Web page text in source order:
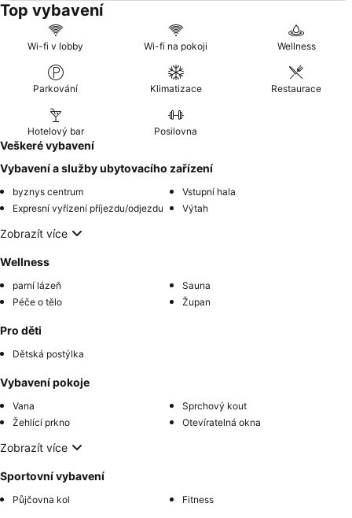
Top vybavení
Wi-fi v lobby Wi-fi na pokoji Wellness
Parkování Klimatizace Restaurace
Hotelový bar Posilovna
Veškeré vybavení
Vybavení a služby ubytovacího zařízení
byznys centrum
Vstupní hala
Expresní vyřízení příjezdu/odjezdu
Výtah
Zobrazít více
Wellness
parní lázeň
Sauna
Péče o tělo
Župan
Pro děti
Dětská postýlka
Vybavení pokoje
Vana
Sprchový kout
Žehlící prkno
Otevíratelná okna
Zobrazít více
Sportovní vybavení
Půjčovna kol Fitness